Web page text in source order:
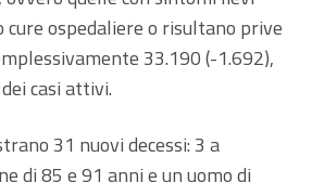
cure ospedaliere o risultano prive
33.190 (-1.692),
casi attivi.
31 nuovi decessi: 3 a
di 85 e 91 anni e un uomo di